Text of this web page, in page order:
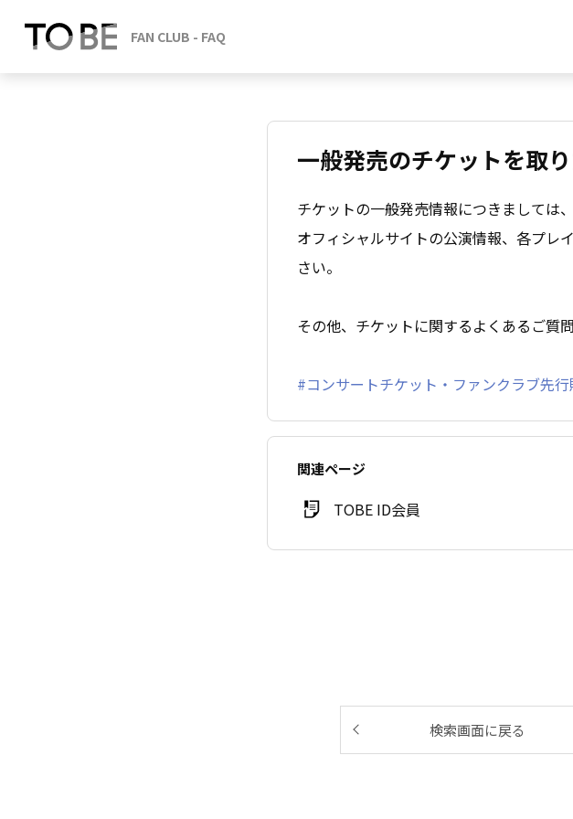
一般発売のチケットを取
チケットの一般発売情報につきましては
オフィシャルサイトの公演情報、各プレ
さい。
その他、チケットに関するよくあるご質
#コンサートチケット・ファンクラブ先
関連ページ
TOBE ID会員
検索画面に戻る